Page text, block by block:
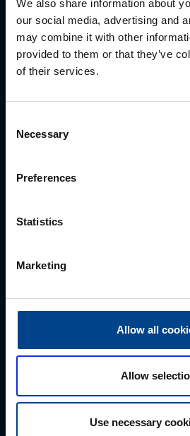
We also share information about
our social media, advertising and
may combine it with other
provided to them or that they’ve
of their services.
Selection
Necessary
Preferences
Statistics
Marketing
Allow all
Allow
Use necessary
Sukunimi*
Yritys
Puhelinnumero